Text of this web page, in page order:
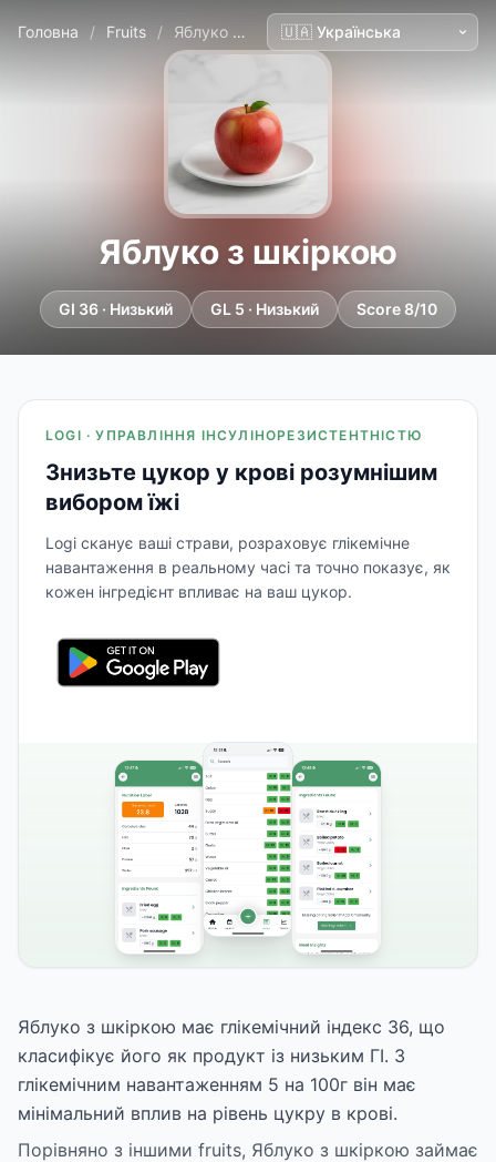
Головна / Fruits / Яблуко з шкіркою
Яблуко з шкіркою
GI 36 · Низький GL 5 · Низький Score 8/10
LOGI · УПРАВЛІННЯ ІНСУЛІНОРЕЗИСТЕНТНІСТЮ
Знизьте цукор у крові розумнішим
вибором їжі
Logi сканує ваші страви, розраховує глікемічне
навантаження в реальному часі та точно показує, як
кожен інгредієнт впливає на ваш цукор.
Яблуко з шкіркою має глікемічний індекс 36, що
класифікує його як продукт із низьким ГІ. З
глікемічним навантаженням 5 на 100г він має
мінімальний вплив на рівень цукру в крові.
Порівняно з іншими fruits, Яблуко з шкіркою займає